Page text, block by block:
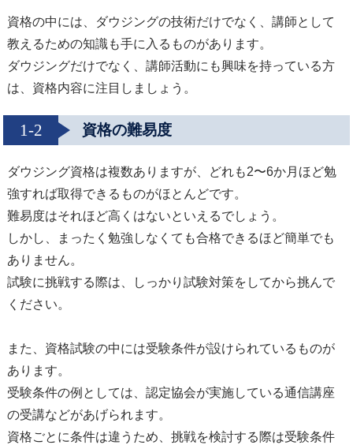
資格の中には、ダウジングの技術だけでなく、講師として
教えるための知識も手に入るものがあります。
ダウジングだけでなく、講師活動にも興味を持っている方
は、資格内容に注目しましょう。
1-2 資格の難易度
ダウジング資格は複数ありますが、どれも2〜6か月ほど勉
強すれば取得できるものがほとんどです。
難易度はそれほど高くはないといえるでしょう。
しかし、まったく勉強しなくても合格できるほど簡単でも
ありません。
試験に挑戦する際は、しっかり試験対策をしてから挑んで
ください。
また、資格試験の中には受験条件が設けられているものが
あります。
受験条件の例としては、認定協会が実施している通信講座
の受講などがあげられます。
資格ごとに条件は違うため、挑戦を検討する際は受験条件